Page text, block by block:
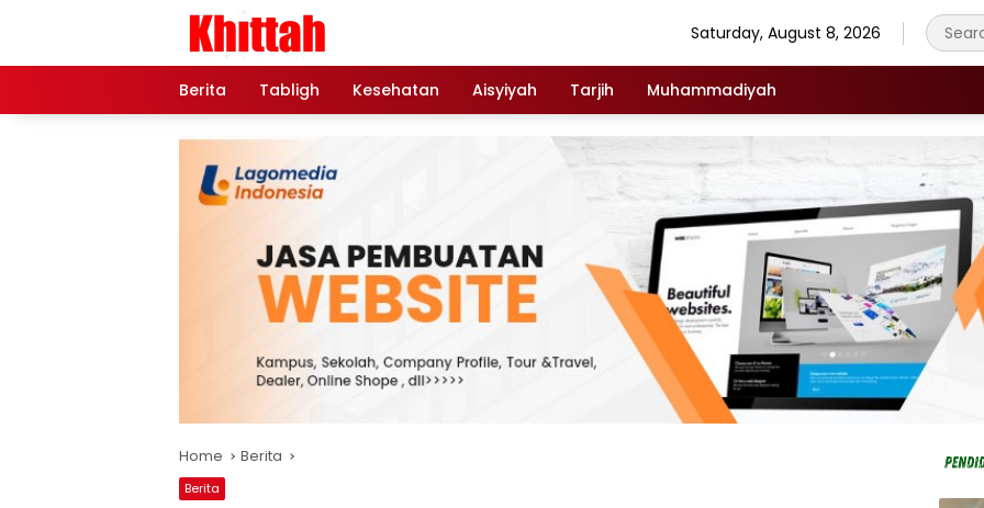
Saturday, August 8, 2026
Berita Tabligh Kesehatan Aisyiyah Tarjih Muhammadiyah
Home Berita
Berita